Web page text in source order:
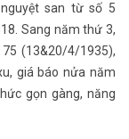
san từ số 5
Sang năm thứ 3,
(13&20/4/1935),
giá báo nửa năm
gọn gàng, năng